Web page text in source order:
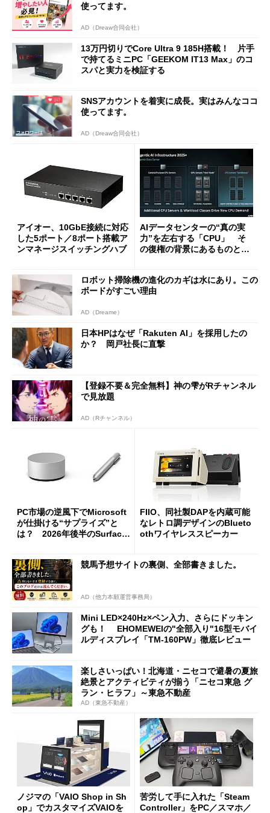
使ってます。
AD（Dreaw合同会社）
13万円切りでCore Ultra 9 185H搭載！ 片手
で持てるミニPC「GEEKOM IT13 Max」のコ
スパと実力を検証する
SNSアカウントを着実に成長。実はみんなココ
使ってます。
AD（Dreaw合同会社）
アイオー、10GbE接続に対応
した5ポート／8ポート搭載ア
ンマネージスイッチングハブ
AIデータセンターの“真の実
力”を左右する「CPU」 そ
の復権の背景にあるものと
ロボット掃除機の進化のカギは水にあり。この
ボードがすごい理由
AD（Dreame）
日本HPはなぜ「Rakuten AI」を採用したの
か？ 岡戸社長に直撃
【登録不要＆完全無料】神の雫がRチャンネル
で見放題
AD（Rチャンネル）
PC市場の逆風下でMicrosoft
が仕掛ける“サプライズ”と
は？ 2026年後半のSurface
FIIO、同社製DAPを内蔵可能
なレトロ調デザインのBlueto
othワイヤレススピーカー
競馬予想サイトの裏側、全部書きました。
AD（他力本願運営事務局）
Mini LED×240Hz×ペン入力、さらにドッキン
グも！ EHOMEWEIの"全部入り"16型モバイ
ルディスプレイ「TM-160PW」徹底レビュー
楽しさいっぱい！北海道・ニセコで避暑の夏旅
絶景とアクティビティが揃う「ニセコ東急 グ
ラン・ヒラフ」～東急不動産
AD（東急不動産）
ノジマの「VAIO Shop in Sh
op」でカスタマイズVAIOを
苦労して手に入れた「Steam
Controller」をPC／スマホ／